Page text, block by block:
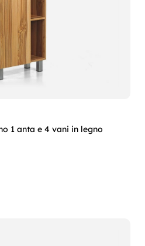
1 anta e 4 vani in legno